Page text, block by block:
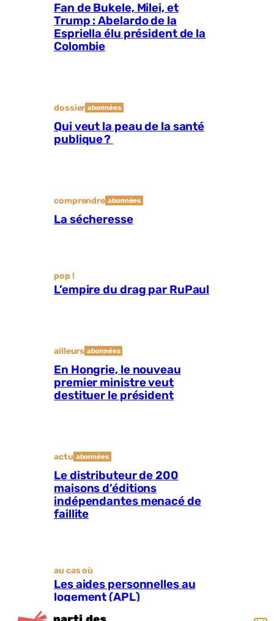
Fan de Bukele, Milei, et
Trump : Abelardo de la
Espriella élu président de la
Colombie
dossier abonnées
Qui veut la peau de la santé
publique ?
comprendre abonnées
La sécheresse
pop !
L’empire du drag par RuPaul
ailleurs abonnées
En Hongrie, le nouveau
premier ministre veut
destituer le président
actu abonnées
Le distributeur de 200
maisons d’éditions
indépendantes menacé de
faillite
au cas où
Les aides personnelles au
logement (APL)